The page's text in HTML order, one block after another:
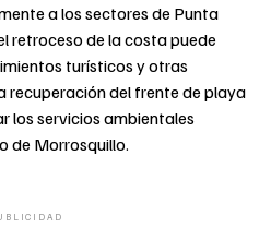
a los sectores de Punta
retroceso de la costa puede
turísticos y otras
recuperación del frente de playa
los servicios ambientales
de Morrosquillo.